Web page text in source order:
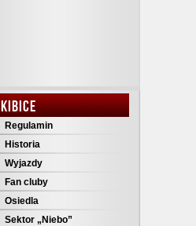
KIBICE
Regulamin
Historia
Wyjazdy
Fan cluby
Osiedla
Sektor „Niebo”